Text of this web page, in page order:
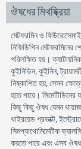
ঔষধের মিথষ্ক্রিয়া
মেটফরমিন ও
নিফিডিপিন মেটফরমিনের
পরিলক্ষিত হয়।
কুইনিডিন, কুইনিন,
নিষ্কাশিত হয়, সেসব
হতে পারে। সিমেটিডিনের
কিছু কিছু ঔষধ যেমন
থাইরয়েড প্রডাক্ট,
সিমপ্যাথোমিমেটিক
করতে পারে এবং এসব ঔষধ